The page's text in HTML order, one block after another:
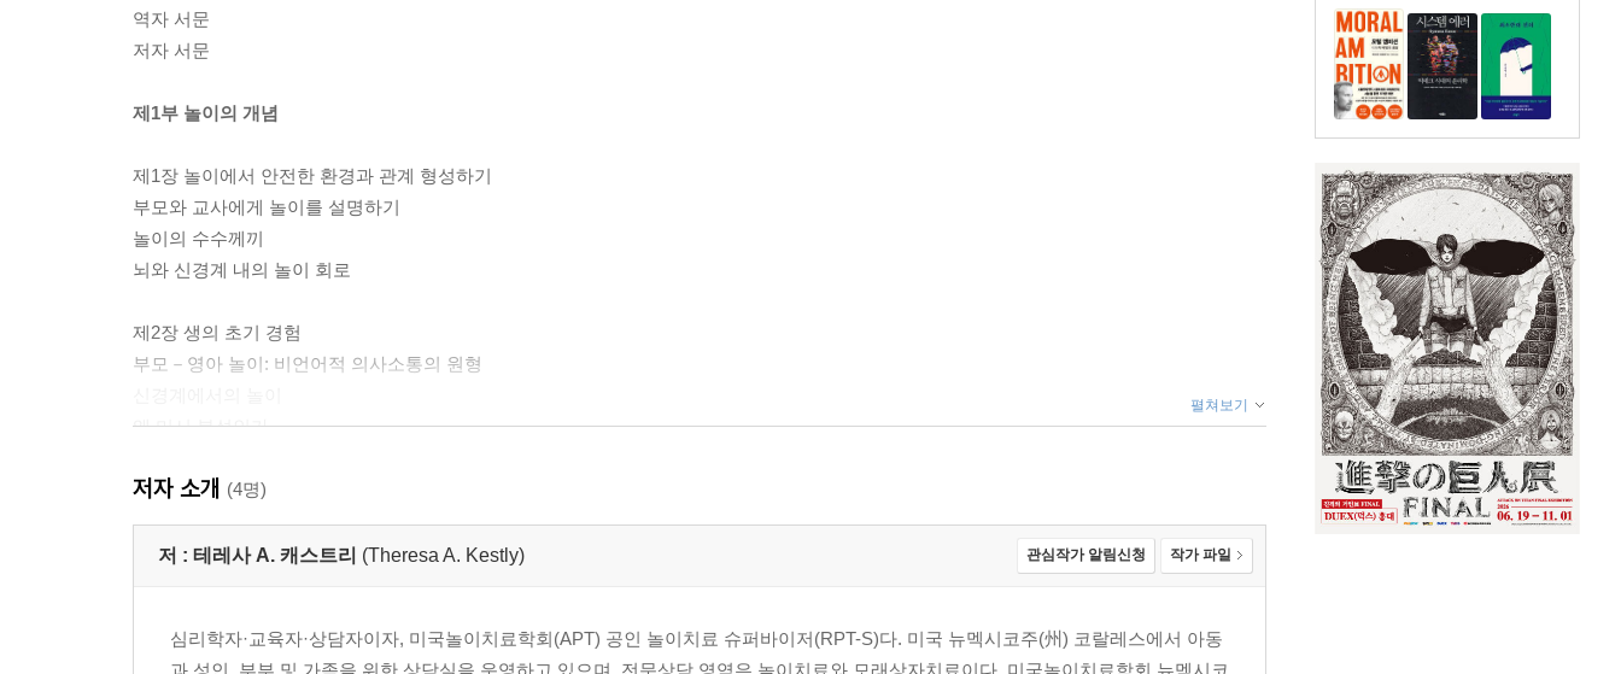
역자 서문
저자 서문
제1부 놀이의 개념
제1장 놀이에서 안전한 환경과 관계 형성하기
부모와 교사에게 놀이를 설명하기
놀이의 수수께끼
뇌와 신경계 내의 놀이 회로
제2장 생의 초기 경험
부모－영아 놀이: 비언어적 의사소통의 원형
왜 미시 분석인가
핵심 정서를 약화시키거나 강화시키는 신경계
제3장 왜 Bobby는 예의 바르게 행동할 수 없을까
펼쳐보기
저자 소개 (4명)
저 : 테레사 A. 캐스트리 (Theresa A. Kestly) 관심작가 알림신청 작가 파일
심리학자·교육자·상담자이자, 미국놀이치료학회(APT) 공인 놀이치료 슈퍼바이저(RPT-S)다. 미국 뉴멕시코주(州) 코랄레스에서 아동
과 성인, 부부 및 가족을 위한 상담실을 운영하고 있으며, 전문상담 영역은 놀이치료와 모래상자치료이다. 미국놀이치료학회 뉴멕시코